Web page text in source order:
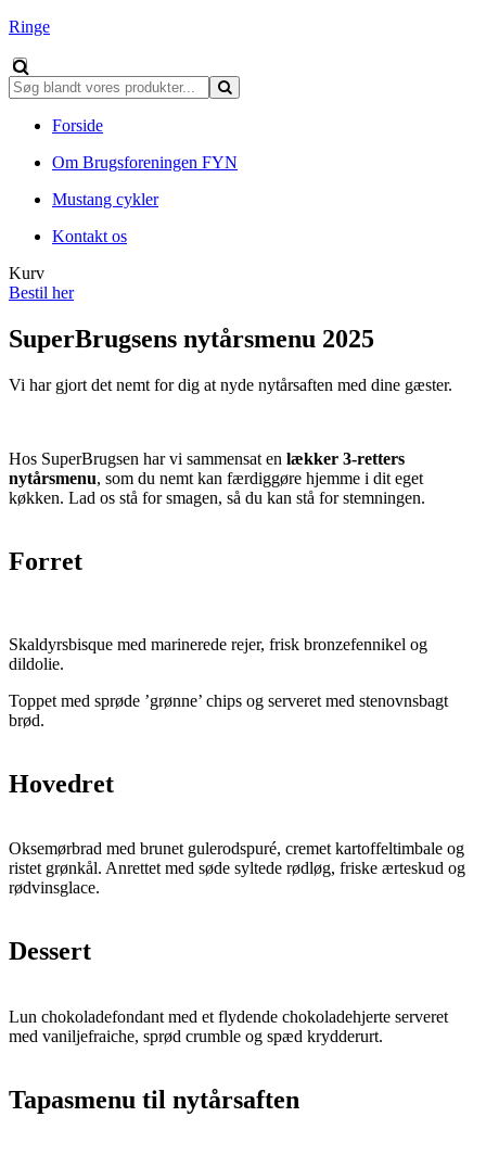
Ringe
Forside
Om Brugsforeningen FYN
Mustang cykler
Kontakt os
Kurv
Bestil her
SuperBrugsens nytårsmenu 2025
Vi har gjort det nemt for dig at nyde nytårsaften med dine gæster.
Hos SuperBrugsen har vi sammensat en lækker 3-retters
nytårsmenu, som du nemt kan færdiggøre hjemme i dit eget
køkken. Lad os stå for smagen, så du kan stå for stemningen.
Forret
Skaldyrsbisque med marinerede rejer, frisk bronzefennikel og
dildolie.
Toppet med sprøde ’grønne’ chips og serveret med stenovnsbagt
brød.
Hovedret
Oksemørbrad med brunet gulerodspuré, cremet kartoffeltimbale og
ristet grønkål. Anrettet med søde syltede rødløg, friske ærteskud og
rødvinsglace.
Dessert
Lun chokoladefondant med et flydende chokoladehjerte serveret
med vaniljefraiche, sprød crumble og spæd krydderurt.
Tapasmenu til nytårsaften